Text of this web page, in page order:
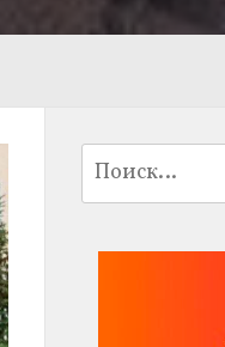
Найти: